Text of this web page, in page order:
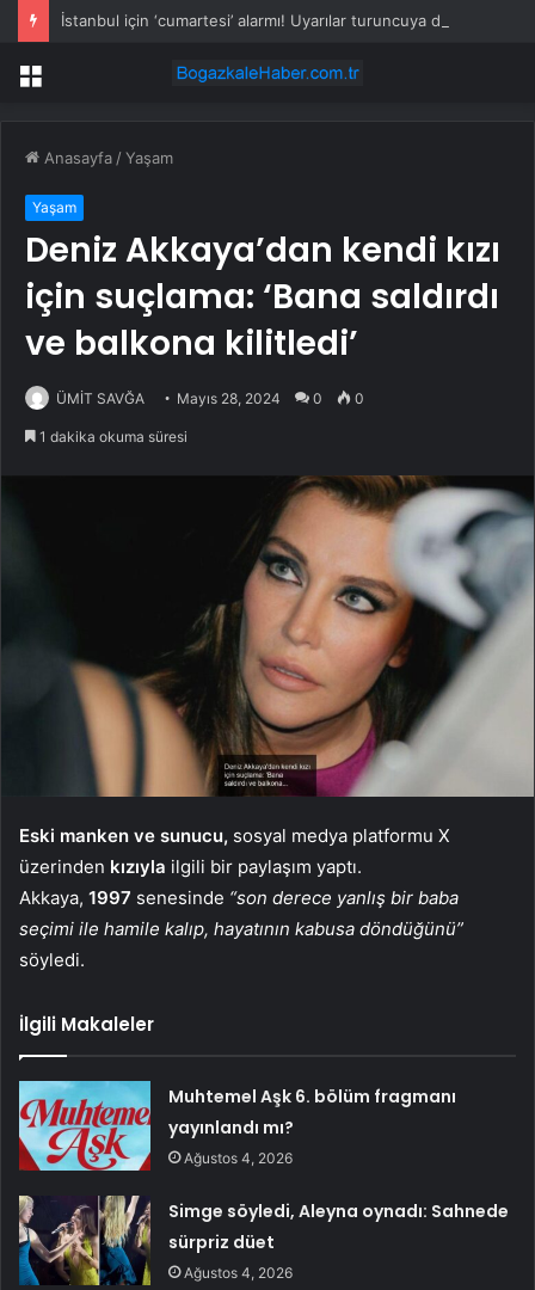
İstanbul için ‘cumartesi’ alarmı! Uyarılar turuncuya döndü
Menü
Anasayfa /Yaşam
Yaşam
Deniz Akkaya’dan kendi kızı
için suçlama: ‘Bana saldırdı
ve balkona kilitledi’
ÜMİT SAVĞA Mayıs 28, 2024 0 0
1 dakika okuma süresi
Eski manken ve sunucu, sosyal medya platformu X
üzerinden kızıyla ilgili bir paylaşım yaptı.
Akkaya, 1997 senesinde “son derece yanlış bir baba
seçimi ile hamile kalıp, hayatının kabusa döndüğünü”
söyledi.
İlgili Makaleler
Muhtemel Aşk 6. bölüm fragmanı
yayınlandı mı?
Ağustos 4, 2026
Simge söyledi, Aleyna oynadı: Sahnede
sürpriz düet
Ağustos 4, 2026